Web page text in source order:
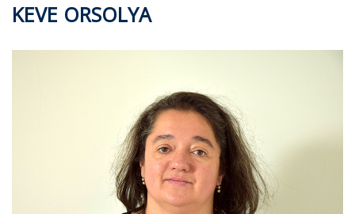
KEVE ORSOLYA